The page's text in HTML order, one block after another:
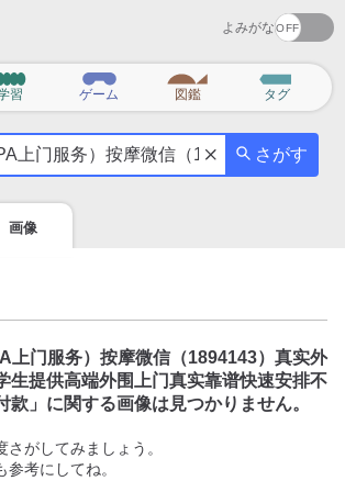
よみがな
習 ゲーム 図鑑 タグ
さがす
画像
上门服务）按摩微信（1894143）真实外
生提供高端外围上门真实靠谱快速安排不
款 」に関する画像は見つかりません。
がしてみましょう。
参考にしてね。